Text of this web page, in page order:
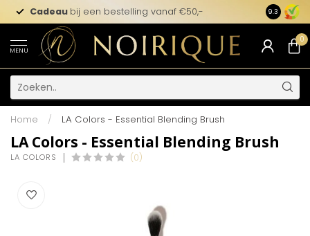
Cadeau bij een bestelling vanaf €50,- 9.3
MENU
0
Home / LA Colors - Essential Blending Brush
LA Colors - Essential Blending Brush
LA COLORS (0)